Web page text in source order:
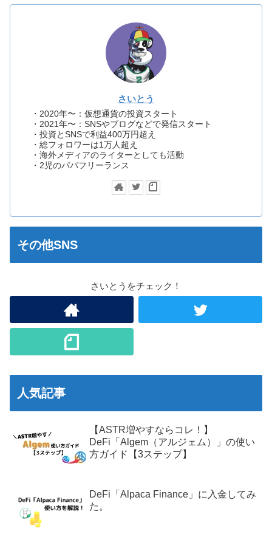
さいとう
・2020年〜：仮想通貨の投資スタート
・2021年〜：SNSやブログなどで発信スタート
・投資とSNSで利益400万円超え
・総フォロワーは1万人超え
・海外メディアのライターとしても活動
・2児のパパフリーランス
その他SNS
さいとうをチェック！
人気記事
【ASTR増やすならコレ！】
DeFi「Algem（アルジェム）」の使い
方ガイド【3ステップ】
DeFi「Alpaca Finance」に入金してみ
た。